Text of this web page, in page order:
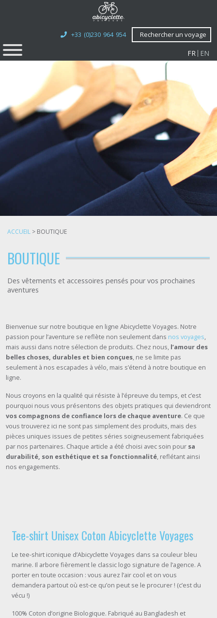
+33 (0)230 964 954 Rechercher un voyage
FR EN
ACCUEIL > BOUTIQUE
BOUTIQUE
Des vêtements et accessoires pensés pour vos prochaines
aventures
Bienvenue sur notre boutique en ligne Abicyclette Voyages. Notre
passion pour l’aventure se reflète non seulement dans nos voyages,
mais aussi dans notre sélection de produits. Chez nous, l’amour des
belles choses, durables et bien conçues, ne se limite pas
seulement à nos escapades à vélo, mais s’étend à notre boutique en
ligne.
Nous croyons en la qualité qui résiste à l’épreuve du temps, et c’est
pourquoi nous vous présentons des objets pratiques qui deviendront
vos compagnons de confiance lors de chaque aventure. Ce que
vous trouverez ici ne sont pas simplement des produits, mais des
pièces uniques issues de petites séries soigneusement fabriquées
par nos partenaires. Chaque article a été choisi avec soin pour sa
durabilité, son esthétique et sa fonctionnalité, reflétant ainsi
nos engagements.
Tee-shirt Unisex Coton Abicyclette Voyages
Le tee-shirt iconique d’Abicyclette Voyages dans sa couleur bleu
marine. Il arbore fièrement le classic logo signature de l’agence. A
porter en toute occasion : vous aurez l’air cool et on vous
demandera partout où est-ce qu’on peut se le procurer ! (c’est du
vécu !)
100% Coton d’origine Biologique. Fabriqué au Bangladesh et